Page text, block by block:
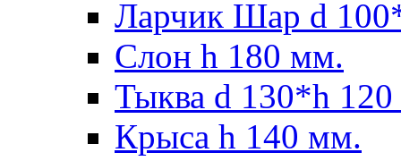
Ларчик Шар d
Слон h 180 мм.
Тыква d 130*h
Крыса h 140 мм.